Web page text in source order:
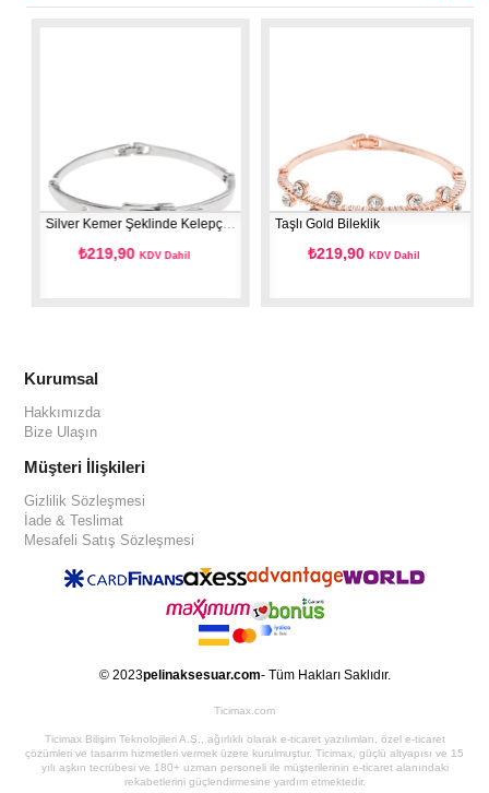
Silver Kemer Şeklinde Kelepçe Bileklik
₺219,90KDV Dahil
Taşlı Gold Bileklik
₺219,90KDV Dahil
Kurumsal
Hakkımızda
Bize Ulaşın
Müşteri İlişkileri
Gizlilik Sözleşmesi
İade & Teslimat
Mesafeli Satış Sözleşmesi
© 2023pelinaksesuar.com- Tüm Hakları Saklıdır.
Ticimax.com
Ticimax Bilişim Teknolojileri A.Ş., ağırlıklı olarak e-ticaret yazılımları, özel e-ticaret
çözümleri ve tasarım hizmetleri vermek üzere kurulmuştur. Ticimax, güçlü altyapısı ve 15
yılı aşkın tecrübesi ve 180+ uzman personeli ile müşterilerinin e-ticaret alanındaki
rekabetlerini güçlendirmesine yardım etmektedir.